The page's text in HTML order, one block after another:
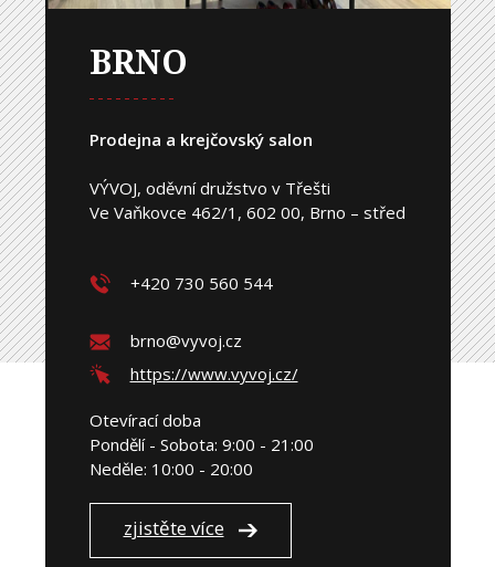
BRNO
Prodejna a krejčovský salon
VÝVOJ, oděvní družstvo v Třešti
Ve Vaňkovce 462/1, 602 00, Brno – střed
+420 730 560 544
brno@vyvoj.cz
https://www.vyvoj.cz/
Otevírací doba
Pondělí - Sobota: 9:00 - 21:00
Neděle: 10:00 - 20:00
zjistěte více